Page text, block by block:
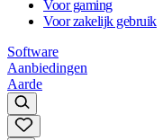
Voor gaming
Voor zakelijk gebruik
Software
Aanbiedingen
Aarde